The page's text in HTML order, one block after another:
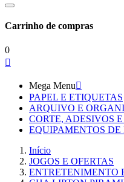
Carrinho de compras
0

Mega Menu
PAPEL E ETIQUETAS
ARQUIVO E
CORTE, ADESIVOS
EQUIPAMENTOS DE
Início
JOGOS E OFERTAS
ENTRETENIMENTO